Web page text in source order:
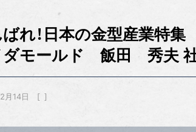
れ！日本の金型産業特集
ダモールド 飯田 秀夫
月14日